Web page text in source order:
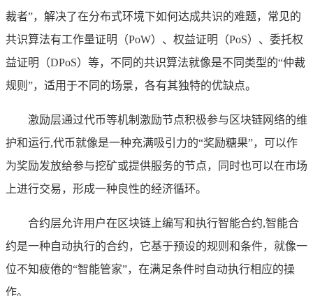
裁者”，解决了在分布式环境下如何达成共识的难题，常见的
共识算法有工作量证明（PoW）、权益证明（PoS）、委托权
益证明（DPoS）等，不同的共识算法就像是不同类型的“仲裁
规则”，适用于不同的场景，各有其独特的优缺点。
激励层通过代币等机制激励节点积极参与区块链网络的维
护和运行,代币就像是一种充满吸引力的“奖励糖果”，可以作
为奖励发放给参与挖矿或提供服务的节点，同时也可以在市场
上进行交易，形成一种良性的经济循环。
合约层允许用户在区块链上编写和执行智能合约,智能合
约是一种自动执行的合约，它基于预设的规则和条件，就像一
位不知疲倦的“智能管家”，在满足条件时自动执行相应的操
作。